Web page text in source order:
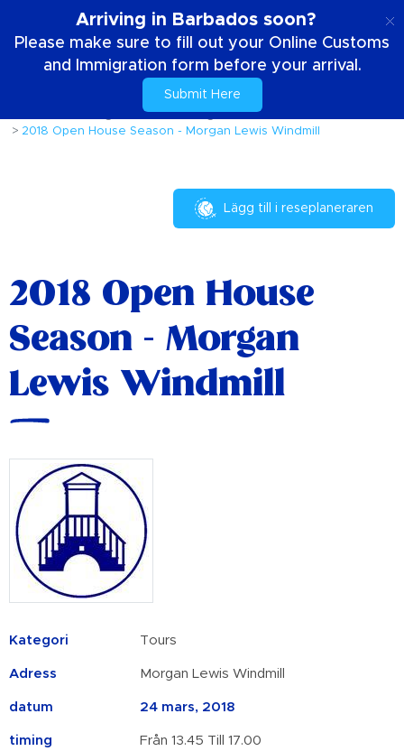
Arriving in Barbados soon?
Please make sure to fill out your Online Customs
and Immigration form before your arrival.
Submit Here
Evenemang och festivaler
2018 Open House Season - Morgan Lewis Windmill
Lägg till i reseplaneraren
2018 Open House
Season - Morgan
Lewis Windmill
Kategori Tours
Adress Morgan Lewis Windmill
datum 24 mars, 2018
timing Från 13.45 Till 17.00